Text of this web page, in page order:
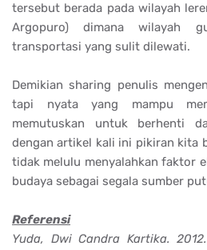
tersebut berada pada wilayah
Argopuro) dimana wilayah
transportasi yang sulit dilewati.
Demikian sharing penulis
tapi nyata yang mampu
memutuskan untuk berhenti
dengan artikel kali ini pikiran kita
tidak melulu menyalahkan faktor
budaya sebagai segala sumber
Referensi
Yuda, Dwi Candra Kartika.